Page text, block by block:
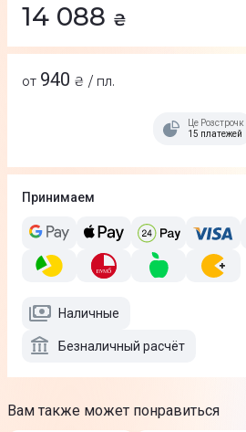
14 088 ₴
от 940 ₴ / пл.
Це Розстрочка
15 платежей
Принимаем
Наличные
Безналичный расчёт
Вам также может понравиться